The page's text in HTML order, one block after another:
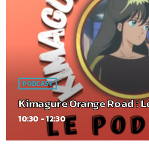
PODCAST
Kimagure Orange Road :
10:30 - 12:30